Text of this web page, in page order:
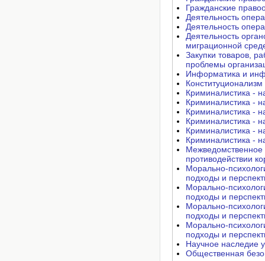
Гражданские
Деятельность
Деятельность
Деятельность
миграционной
Закупки товаров,
проблемы
Информатика и
Криминалистика -
Криминалистика -
Криминалистика -
Криминалистика -
Криминалистика -
Криминалистика -
Межведомственное
противодействии
Морально-
подходы и
Морально-
подходы и
Морально-
подходы и
Морально-
подходы и
Научное наследие
Общественная